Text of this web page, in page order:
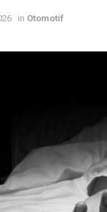
in Otomotif